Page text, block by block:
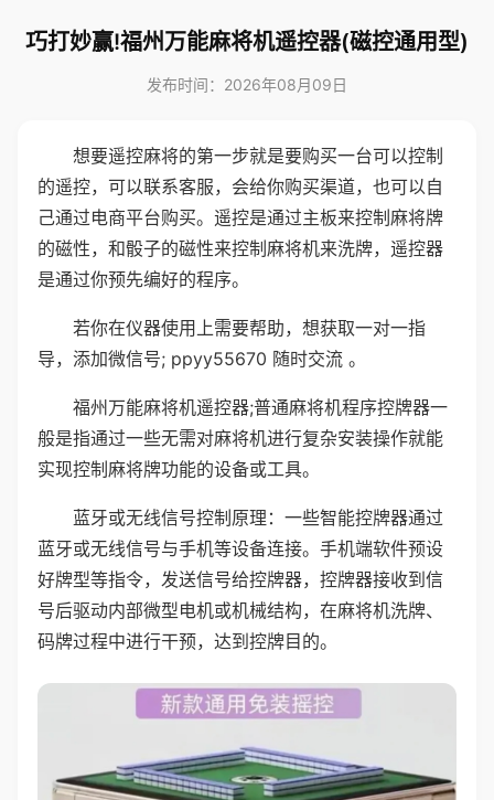
巧打妙赢!福州万能麻将机遥控器(磁控通用型)
发布时间：2026年08月09日
想要遥控麻将的第一步就是要购买一台可以控制
的遥控，可以联系客服，会给你购买渠道，也可以自
己通过电商平台购买。遥控是通过主板来控制麻将牌
的磁性，和骰子的磁性来控制麻将机来洗牌，遥控器
是通过你预先编好的程序。
若你在仪器使用上需要帮助，想获取一对一指
导，添加微信号; ppyy55670 随时交流 。
福州万能麻将机遥控器;普通麻将机程序控牌器一
般是指通过一些无需对麻将机进行复杂安装操作就能
实现控制麻将牌功能的设备或工具。
蓝牙或无线信号控制原理：一些智能控牌器通过
蓝牙或无线信号与手机等设备连接。手机端软件预设
好牌型等指令，发送信号给控牌器，控牌器接收到信
号后驱动内部微型电机或机械结构，在麻将机洗牌、
码牌过程中进行干预，达到控牌目的。